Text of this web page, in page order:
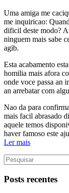
Uma amiga me
me inquiricao:
dificil deste modo?
ninguem mais sabe
agib.
Esta acabamento
homilia mais afora
onde voce passa an
an arrebatar com
Nao da para
mais facil abrasado
aquele temos
haver famoso este
Ler mais
Posts recentes